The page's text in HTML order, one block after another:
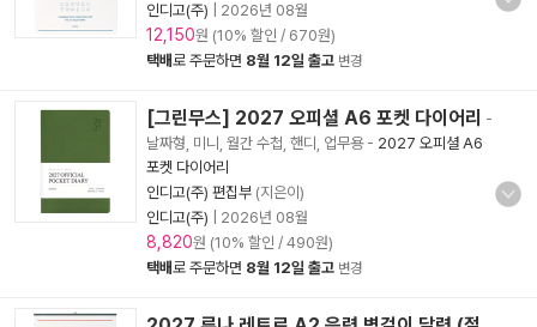
인디고(주)
2026년 08월
12,150원 (10% 할인 / 670원)
택배로 주문하면 8월 12일 출고 변경
[그린무스] 2027 오피셜 A6 포켓 다이어리 -
날짜형, 미니, 월간 수첩, 핸디, 업무용- 2027 오피셜 A6
포켓 다이어리
인디고(주) 편집부 (지은이)
인디고(주)
2026년 08월
8,820원 (10% 할인 / 490원)
택배로 주문하면 8월 12일 출고 변경